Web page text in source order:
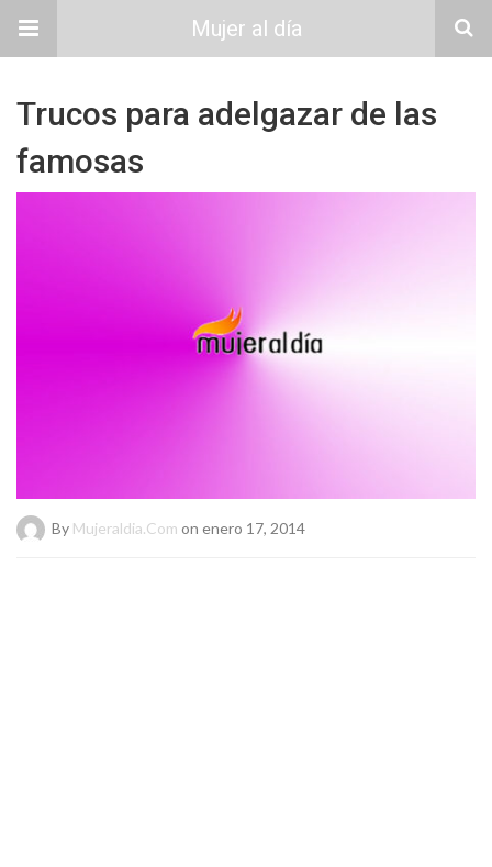
Mujer al día
Trucos para adelgazar de las
famosas
By Mujeraldia.com on enero 17, 2014